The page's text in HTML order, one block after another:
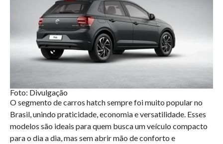
Foto: Divulgação
O segmento de carros hatch sempre foi muito popular no
Brasil, unindo praticidade, economia e versatilidade. Esses
modelos são ideais para quem busca um veículo compacto
para o dia a dia, mas sem abrir mão de conforto e